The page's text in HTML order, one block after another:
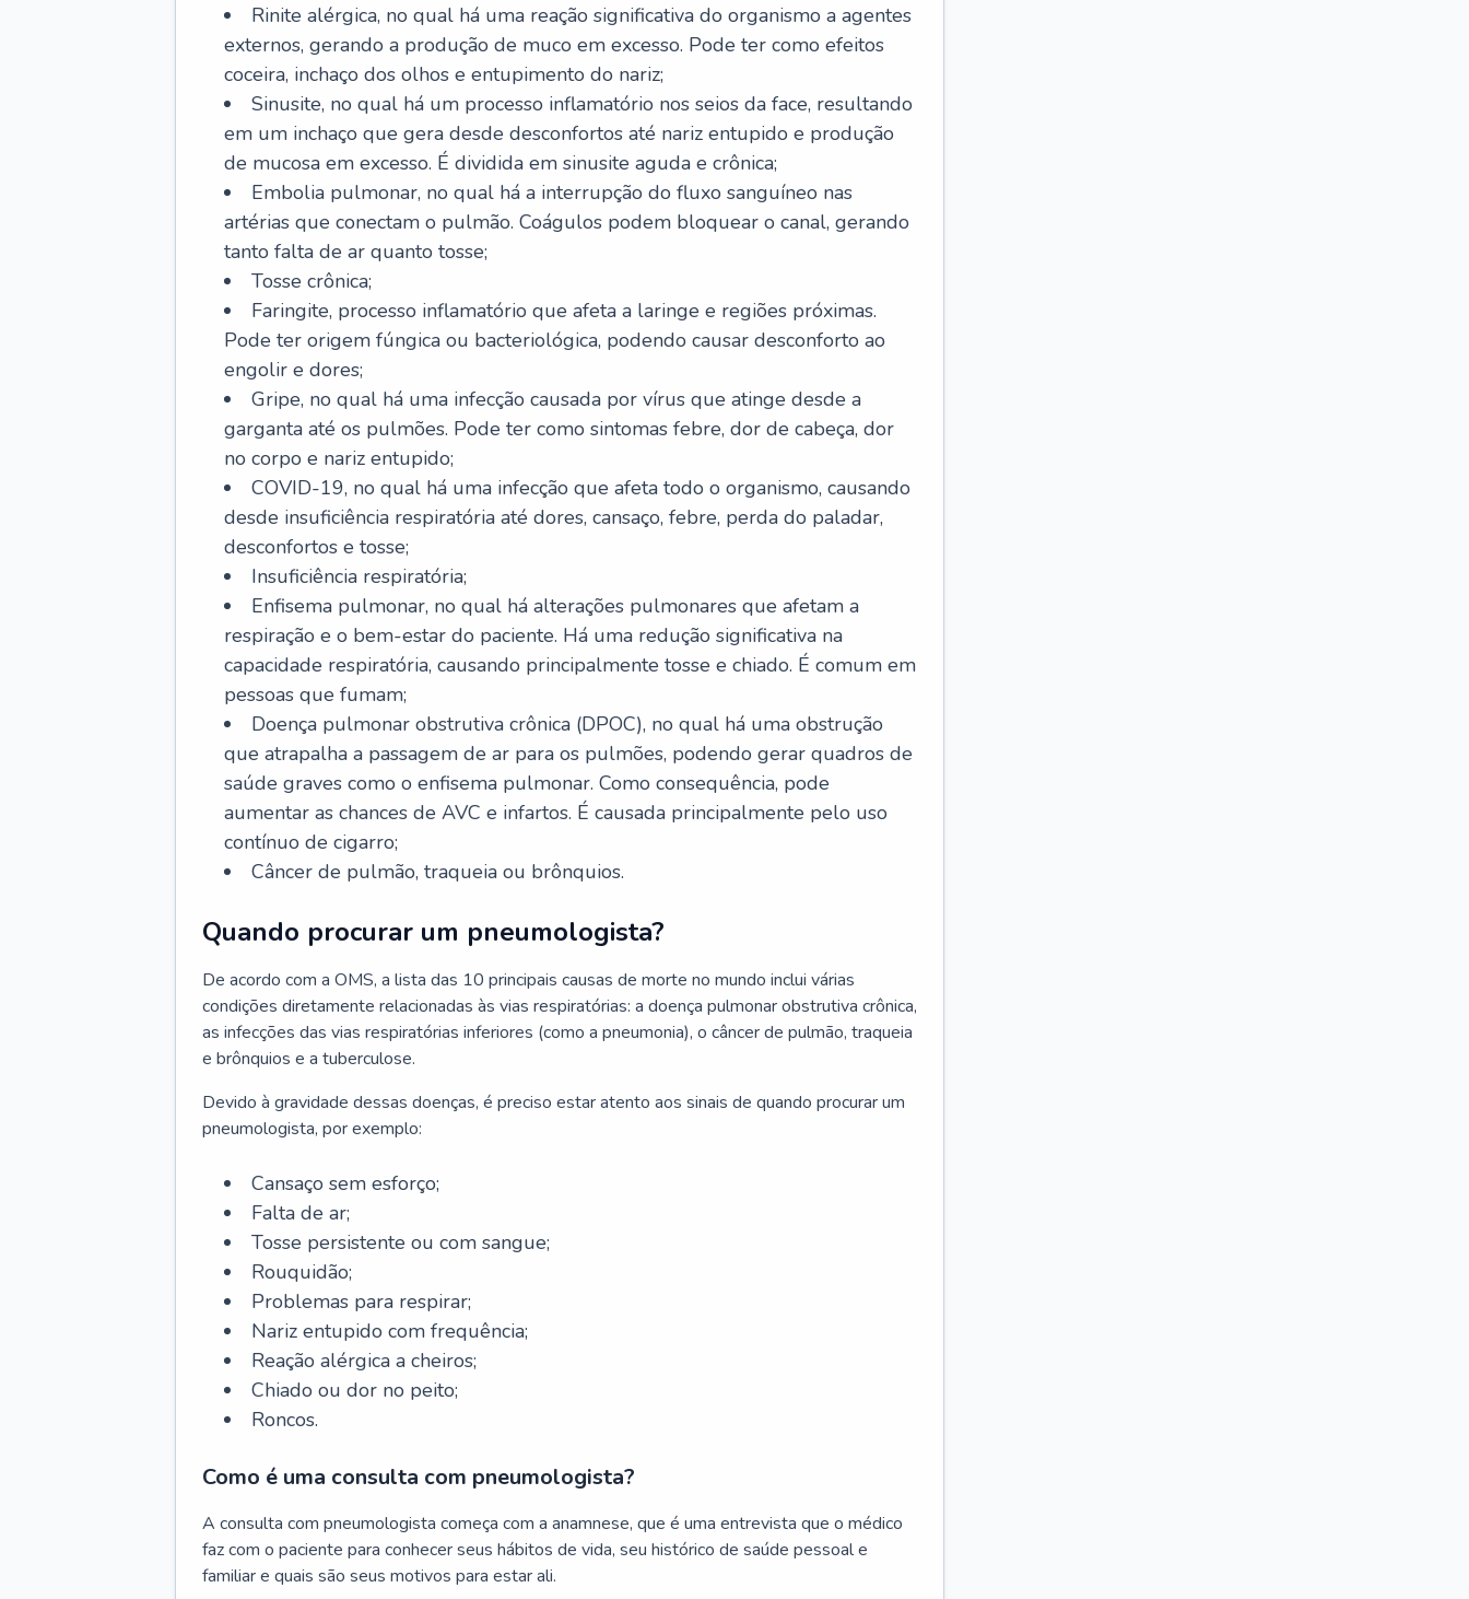
Rinite alérgica, no qual há uma reação significativa do organismo a agentes
externos, gerando a produção de muco em excesso. Pode ter como efeitos
coceira, inchaço dos olhos e entupimento do nariz;
Sinusite, no qual há um processo inflamatório nos seios da face, resultando
em um inchaço que gera desde desconfortos até nariz entupido e produção
de mucosa em excesso. É dividida em sinusite aguda e crônica;
Embolia pulmonar, no qual há a interrupção do fluxo sanguíneo nas
artérias que conectam o pulmão. Coágulos podem bloquear o canal, gerando
tanto falta de ar quanto tosse;
Tosse crônica;
Faringite, processo inflamatório que afeta a laringe e regiões próximas.
Pode ter origem fúngica ou bacteriológica, podendo causar desconforto ao
engolir e dores;
Gripe, no qual há uma infecção causada por vírus que atinge desde a
garganta até os pulmões. Pode ter como sintomas febre, dor de cabeça, dor
no corpo e nariz entupido;
COVID-19, no qual há uma infecção que afeta todo o organismo, causando
desde insuficiência respiratória até dores, cansaço, febre, perda do paladar,
desconfortos e tosse;
Insuficiência respiratória;
Enfisema pulmonar, no qual há alterações pulmonares que afetam a
respiração e o bem-estar do paciente. Há uma redução significativa na
capacidade respiratória, causando principalmente tosse e chiado. É comum em
pessoas que fumam;
Doença pulmonar obstrutiva crônica (DPOC), no qual há uma obstrução
que atrapalha a passagem de ar para os pulmões, podendo gerar quadros de
saúde graves como o enfisema pulmonar. Como consequência, pode
aumentar as chances de AVC e infartos. É causada principalmente pelo uso
contínuo de cigarro;
Câncer de pulmão, traqueia ou brônquios.
Quando procurar um pneumologista?
De acordo com a OMS, a lista das 10 principais causas de morte no mundo inclui várias
condições diretamente relacionadas às vias respiratórias: a doença pulmonar obstrutiva crônica,
as infecções das vias respiratórias inferiores (como a pneumonia), o câncer de pulmão, traqueia
e brônquios e a tuberculose.
Devido à gravidade dessas doenças, é preciso estar atento aos sinais de quando procurar um
pneumologista, por exemplo:
Cansaço sem esforço;
Falta de ar;
Tosse persistente ou com sangue;
Rouquidão;
Problemas para respirar;
Nariz entupido com frequência;
Reação alérgica a cheiros;
Chiado ou dor no peito;
Roncos.
Como é uma consulta com pneumologista?
A consulta com pneumologista começa com a anamnese, que é uma entrevista que o médico
faz com o paciente para conhecer seus hábitos de vida, seu histórico de saúde pessoal e
familiar e quais são seus motivos para estar ali.